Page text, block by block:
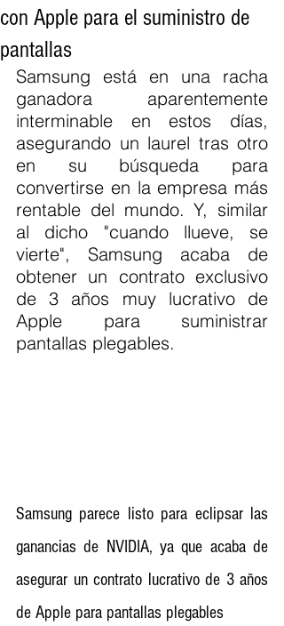
con Apple para el suministro de
pantallas
Samsung está en una racha
ganadora aparentemente
interminable en estos días,
asegurando un laurel tras otro
en su búsqueda para
convertirse en la empresa más
rentable del mundo. Y, similar
al dicho "cuando llueve, se
vierte", Samsung acaba de
obtener un contrato exclusivo
de 3 años muy lucrativo de
Apple para suministrar
pantallas plegables.
Samsung parece listo para eclipsar las
ganancias de NVIDIA, ya que acaba de
asegurar un contrato lucrativo de 3 años
de Apple para pantallas plegables